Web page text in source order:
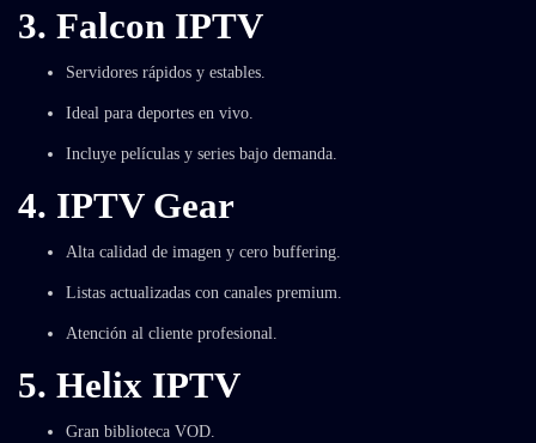
3. Falcon IPTV
Servidores rápidos y estables.
Ideal para deportes en vivo.
Incluye películas y series bajo demanda.
4. IPTV Gear
Alta calidad de imagen y cero buffering.
Listas actualizadas con canales premium.
Atención al cliente profesional.
5. Helix IPTV
Gran biblioteca VOD.